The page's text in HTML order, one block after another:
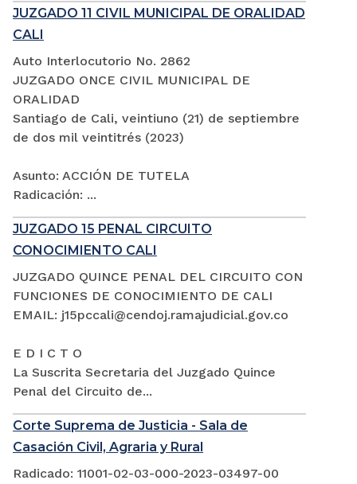
JUZGADO 11 CIVIL MUNICIPAL DE ORALIDAD
CALI
Auto Interlocutorio No. 2862
JUZGADO ONCE CIVIL MUNICIPAL DE
ORALIDAD
Santiago de Cali, veintiuno (21) de septiembre
de dos mil veintitrés (2023)
Asunto: ACCIÓN DE TUTELA
Radicación: ...
JUZGADO 15 PENAL CIRCUITO
CONOCIMIENTO CALI
JUZGADO QUINCE PENAL DEL CIRCUITO CON
FUNCIONES DE CONOCIMIENTO DE CALI
EMAIL: j15pccali@cendoj.ramajudicial.gov.co
E D I C T O
La Suscrita Secretaria del Juzgado Quince
Penal del Circuito de...
Corte Suprema de Justicia - Sala de
Casación Civil, Agraria y Rural
Radicado: 11001-02-03-000-2023-03497-00